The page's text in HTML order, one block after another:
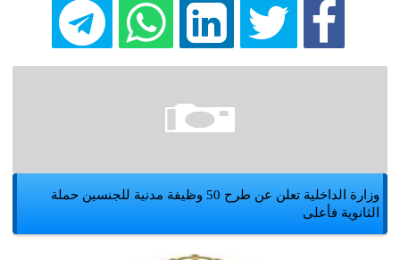
وزارة الداخلية تعلن عن طرح 50 وظيفة مدنية للجنسين حملة
الثانوية فأعلى